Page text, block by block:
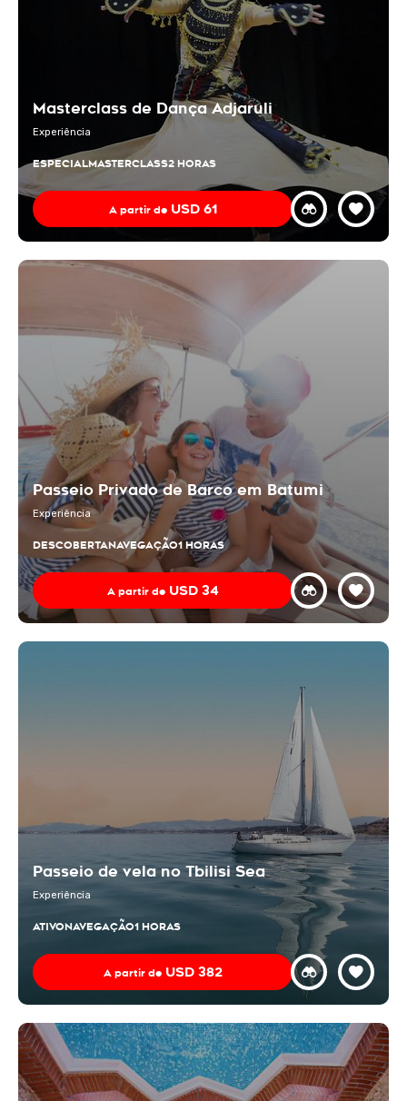
Masterclass de Dança Adjaruli
Experiência
ESPECIALMASTERCLASS2 HORAS
A partir de USD 61
Passeio Privado de Barco em Batumi
Experiência
DESCOBERTANAVEGAÇÃO1 HORAS
A partir de USD 34
Passeio de vela no Tbilisi Sea
Experiência
ATIVONAVEGAÇÃO1 HORAS
A partir de USD 382